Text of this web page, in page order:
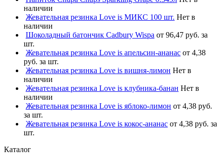
наличии
Жевательная резинка Love is МИКС 100 шт. Нет в
наличии
Шоколадный батончик Cadbury Wispa от 96,47 руб. за
шт.
Жевательная резинка Love is апельсин-ананас от 4,38
руб. за шт.
Жевательная резинка Love is вишня-лимон Нет в
наличии
Жевательная резинка Love is клубника-банан Нет в
наличии
Жевательная резинка Love is яблоко-лимон от 4,38 руб.
за шт.
Жевательная резинка Love is кокос-ананас от 4,38 руб. за
шт.
Каталог